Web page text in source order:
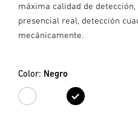
máxima calidad de detección,
presencial real, detección
mecánicamente.
Color: Negro
BlancoNegro